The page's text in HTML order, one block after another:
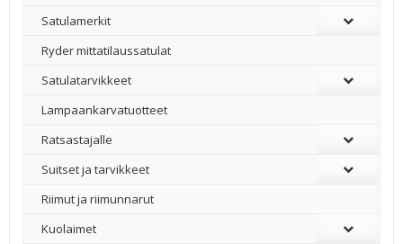
Satulamerkit
Ryder mittatilaussatulat
Satulatarvikkeet
–
Lampaankarvatuotteet
Ratsastajalle
Suitset ja tarvikkeet
Riimut ja riimunnarut
Kuolaimet